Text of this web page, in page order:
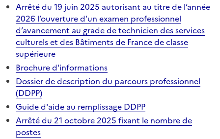
Arrêté du 19 juin 2025 autorisant au titre de l’année
2026 l’ouverture d’un examen professionnel
d’avancement au grade de technicien des services
culturels et des Bâtiments de France de classe
supérieure
Brochure d'informations
Dossier de description du parcours professionnel
(DDPP)
Guide d'aide au remplissage DDPP
Arrêté du 21 octobre 2025 fixant le nombre de
postes